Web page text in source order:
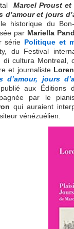
Marcel Proust
d’amour et jours
historique du
par Mariella
série Politique et
du Festival
di cultura Montreal,
et journaliste
d’amour, jours
publié aux Éditions
par le
qui auraient
vénézuélien.